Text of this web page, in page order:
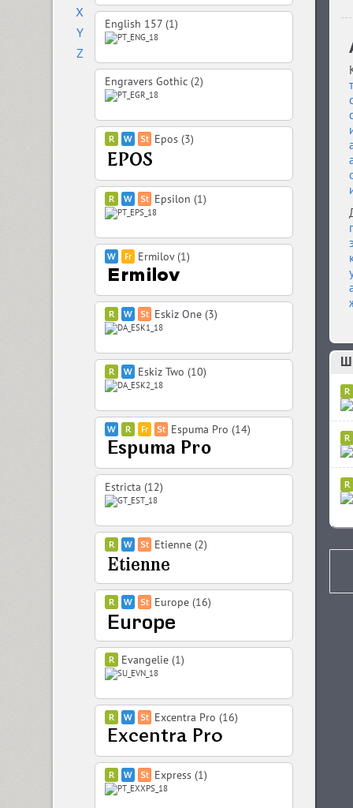
X
Y
Z
English 157 (1)
Engravers Gothic (2)
Epos (3)
Epsilon (1)
Ermilov (1)
Eskiz One (3)
Eskiz Two (10)
Espuma Pro (14)
Estricta (12)
Etienne (2)
Europe (16)
Evangelie (1)
Excentra Pro (16)
Express (1)